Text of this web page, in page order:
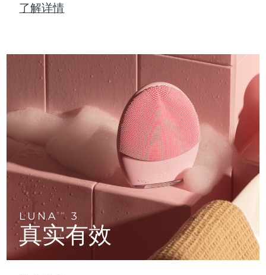
了解详情
LUNATM 3
真实有效
PEACH™ Cooling Prep Gel
Cooling IPL hair removal gel
ESPADA™ Blemish Solution
Concentrated acne gel
ESPADA™ 设备
All acne treatment devices
眼部护肤
Advanced eye care treatment
眼部护理设备
All revitalizing eye massagers
KIWI™
Blackhead remover
KIWI™ 皮肤护理
Advanced pore care essentials
FLIP™ play advanced
LED light hairbrush
LUNA™ Dual-Peptide Scalp
For healthy hair
牙齿美白
issa™ Teeth Whitening Set
Dual LED + sonic device & 18% PAP gel
issa™ Teeth Whitening Gel
更多的
护肤品 男士
全部购买
匈牙利
印度尼西亚 预计送达日期 8/6/26
爱尔兰 预计送达日期 8/8/26
马恩岛 预计送达日期 8/10/26
预计送达日期
意大利 预计送达日期 8/8/26
日本 预计送达日期8/11/26
泽西岛 预计送达日期8/13/26